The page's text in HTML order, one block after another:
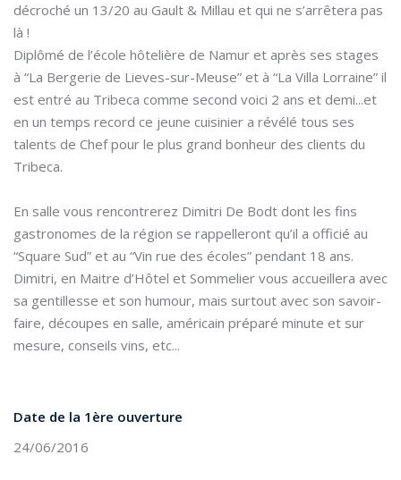
décroché un 13/20 au Gault & Millau et qui ne s’arrêtera pas
là !
Diplômé de l’école hôtelière de Namur et après ses stages
à “La Bergerie de Lieves-sur-Meuse” et à “La Villa Lorraine” il
est entré au Tribeca comme second voici 2 ans et demi...et
en un temps record ce jeune cuisinier a révélé tous ses
talents de Chef pour le plus grand bonheur des clients du
Tribeca.
En salle vous rencontrerez Dimitri De Bodt dont les fins
gastronomes de la région se rappelleront qu’il a officié au
“Square Sud” et au “Vin rue des écoles” pendant 18 ans.
Dimitri, en Maitre d’Hôtel et Sommelier vous accueillera avec
sa gentillesse et son humour, mais surtout avec son savoir-
faire, découpes en salle, américain préparé minute et sur
mesure, conseils vins, etc...
Date de la 1ère ouverture
24/06/2016